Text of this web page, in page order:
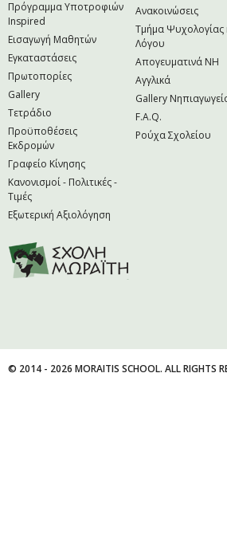
Πρόγραμμα Υποτροφιών
Inspired
Εισαγωγή Μαθητών
Εγκαταστάσεις
Πρωτοπορίες
Gallery
Τετράδιο
Προϋποθέσεις
Εκδρομών
Γραφείο Κίνησης
Κανονισμοί - Πολιτικές -
Τιμές
Εξωτερική Αξιολόγηση
Ανακοινώσεις
Τμήμα Ψυχολογίας
Λόγου
Απογευματινά NH
Αγγλικά
Gallery
F.A.Q.
Ρούχα Σχολείου
© 2014 - 2026 MORAITIS SCHOOL. ALL RIGHTS